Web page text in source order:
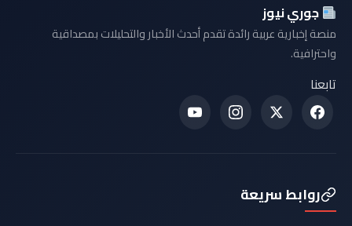
جوري نيوز
منصة إخبارية عربية رائدة تقدم أحدث الأخبار والتحليلات بمصداقية
واحترافية.
تابعنا
روابط سريعة